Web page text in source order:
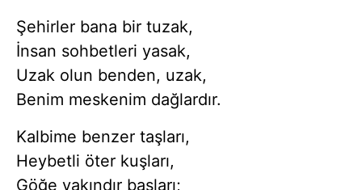
Şehirler bana bir tuzak,
İnsan sohbetleri yasak,
Uzak olun benden, uzak,
Benim meskenim dağlardır.
Kalbime benzer taşları,
Heybetli öter kuşları,
Göğe yakındır başları;